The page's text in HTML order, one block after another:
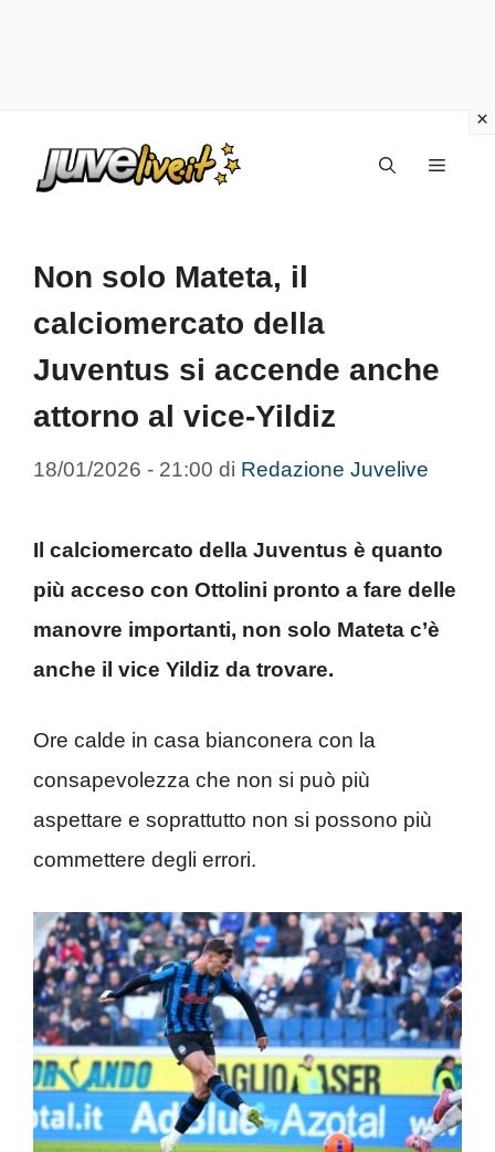
Menu
Non solo Mateta, il
calciomercato della
Juventus si accende anche
attorno al vice-Yildiz
18/01/2026 - 21:00 di Redazione Juvelive
Il calciomercato della Juventus è quanto
più acceso con Ottolini pronto a fare delle
manovre importanti, non solo Mateta c’è
anche il vice Yildiz da trovare.
Ore calde in casa bianconera con la
consapevolezza che non si può più
aspettare e soprattutto non si possono più
commettere degli errori.